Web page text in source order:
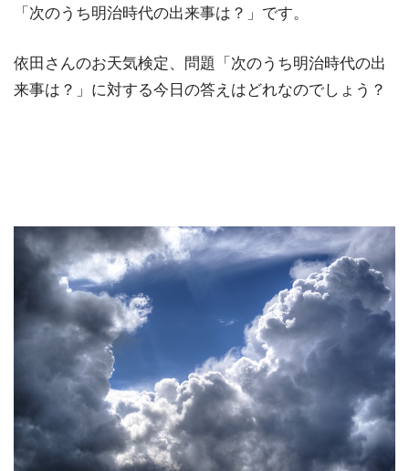
「次のうち明治時代の出来事は？」です。
依田さんのお天気検定、問題「次のうち明治時代の出
来事は？」に対する今日の答えはどれなのでしょう？